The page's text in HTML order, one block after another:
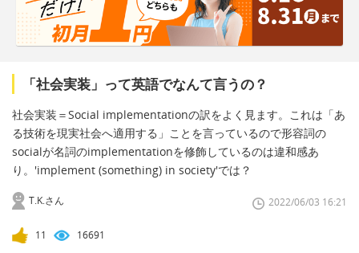
「社会実装」って英語でなんて言うの？
社会実装＝Social implementationの訳をよく見ます。これは「あ
る技術を現実社会へ適用する」ことを言っているので形容詞の
socialが名詞のimplementationを修飾しているのは違和感あ
り。'implement (something) in society'では？
T.K.さん 2022/06/03 16:21
11 16691